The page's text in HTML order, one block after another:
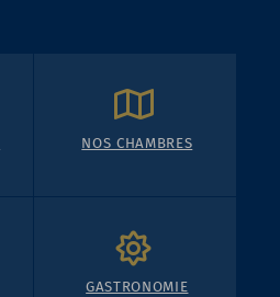
NOS CHAMBRES
GASTRONOMIE